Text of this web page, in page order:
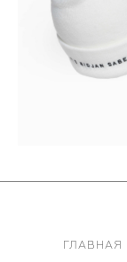
ГЛАВНАЯ